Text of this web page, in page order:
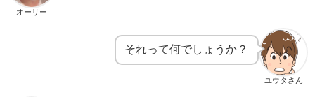
オーリー
ユウタさん
それって何でしょうか？